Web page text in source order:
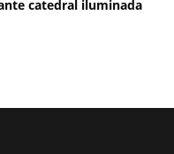
catedral iluminada